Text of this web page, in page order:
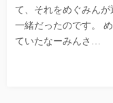
て、それをめぐみん
一緒だったのです。
ていたなーみんさ…